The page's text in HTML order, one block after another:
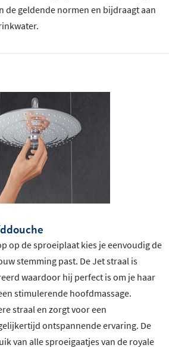
de geldende normen en bijdraagt aan
op de sproeiplaat kies je eenvoudig de
stemming past. De Jet straal is
waardoor hij perfect is om je haar
stimulerende hoofdmassage.
straal en zorgt voor een
ontspannende ervaring. De
van alle sproeigaatjes van de royale